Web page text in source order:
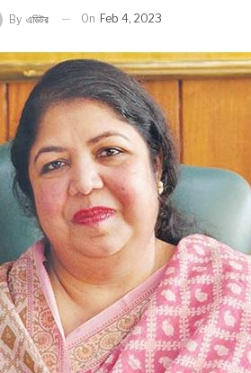
By এডিটর On Feb 4, 2023